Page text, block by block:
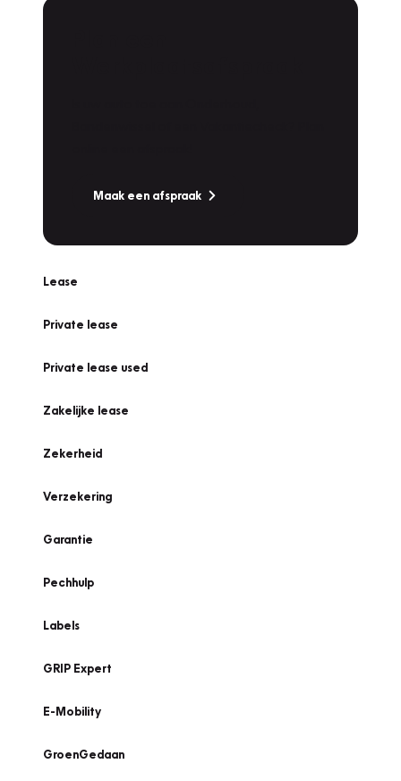
Maak een afspraak
Lease
Private lease
Private lease used
Zakelijke lease
Zekerheid
Verzekering
Garantie
Pechhulp
Labels
GRIP Expert
E-Mobility
GroenGedaan